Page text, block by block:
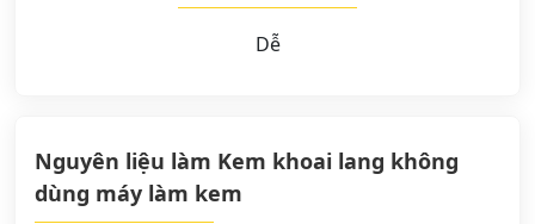
Dễ
Nguyên liệu làm Kem khoai lang không
dùng máy làm kem